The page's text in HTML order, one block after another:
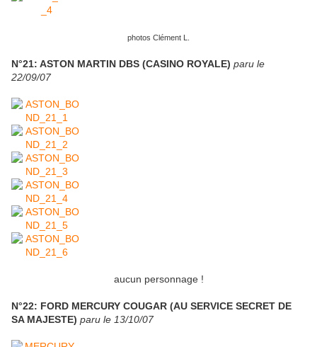
photos Clément L.
N°21: ASTON MARTIN DBS (CASINO ROYALE) paru le
22/09/07
aucun personnage !
N°22: FORD MERCURY COUGAR (AU SERVICE SECRET DE
SA MAJESTE) paru le 13/10/07